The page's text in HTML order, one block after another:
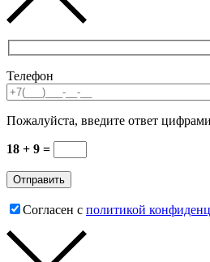
Телефон
Пожалуйста, введите ответ
18 + 9 =
Согласен с политикой